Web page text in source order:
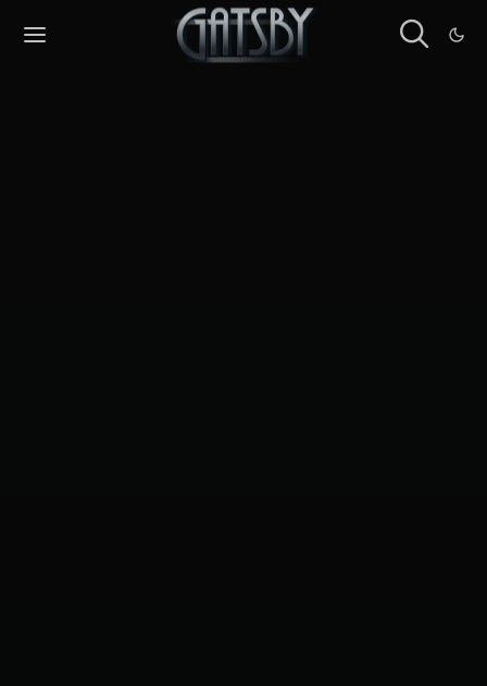
Cookies management panel